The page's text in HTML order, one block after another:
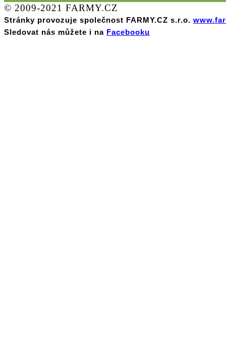
© 2009-2021 FARMY.CZ
Stránky provozuje společnost FARMY.CZ s.r.o.
Sledovat nás můžete i na Facebooku